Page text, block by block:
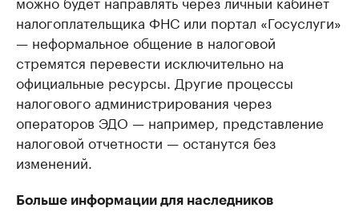
налогоплательщика ФНС или портал «Госуслуги»
— неформальное общение в налоговой
стремятся перевести исключительно на
официальные ресурсы. Другие процессы
налогового администрирования через
операторов ЭДО — например, представление
налоговой отчетности — останутся без
изменений.
Больше информации для наследников